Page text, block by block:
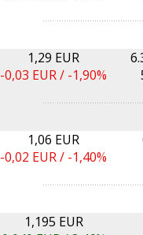
1,29 EUR
-0,03 EUR / -1,90%
1,06 EUR
-0,02 EUR / -1,40%
1,195 EUR